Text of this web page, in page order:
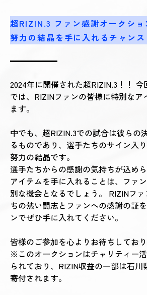
超RIZIN.3 ファン感謝オークショ
努力の結晶を手に入れるチャンス
2024年に開催された超RIZIN.3！！
では、RIZINファンの皆様に特別なア
ます。
中でも、超RIZIN.3での試合は彼らの
るものであり、選手たちのサイン入
努力の結晶です。
選手たちからの感謝の気持ちが込め
アイテムを手に入れることは、ファ
別な機会となるでしょう。 RIZINフ
ちの熱い闘志とファンへの感謝の証
ンでぜひ手に入れてください。
皆様のご参加を心よりお待ちしており
※このオークションはチャリティー
られており、RIZIN収益の一部は石川
寄付されます。